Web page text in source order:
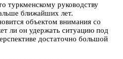
туркменскому руководству
ближайших лет.
объектом внимания со
ли он удержать ситуацию под
достаточно большой